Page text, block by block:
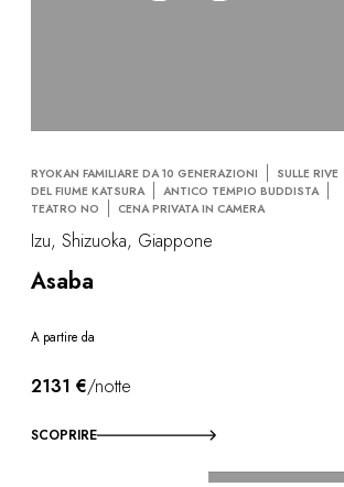
RYOKAN FAMILIARE DA 10 GENERAZIONI
SULLE RIVE
DEL FIUME KATSURA
ANTICO TEMPIO BUDDISTA
TEATRO NO
CENA PRIVATA IN CAMERA
Izu, Shizuoka, Giappone
Asaba
A partire da
2131 €/notte
SCOPRIRE